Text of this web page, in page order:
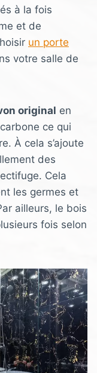
à la fois
et de
un porte
votre salle de
original en
ce qui
À cela s’ajoute
des
Cela
les germes et
ailleurs, le bois
fois selon